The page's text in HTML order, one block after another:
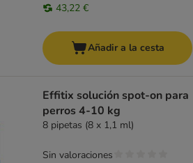
43,22 €
Añadir a la cesta
Effitix solución spot-on para
perros 4-10 kg
8 pipetas (8 x 1,1 ml)
Sin valoraciones